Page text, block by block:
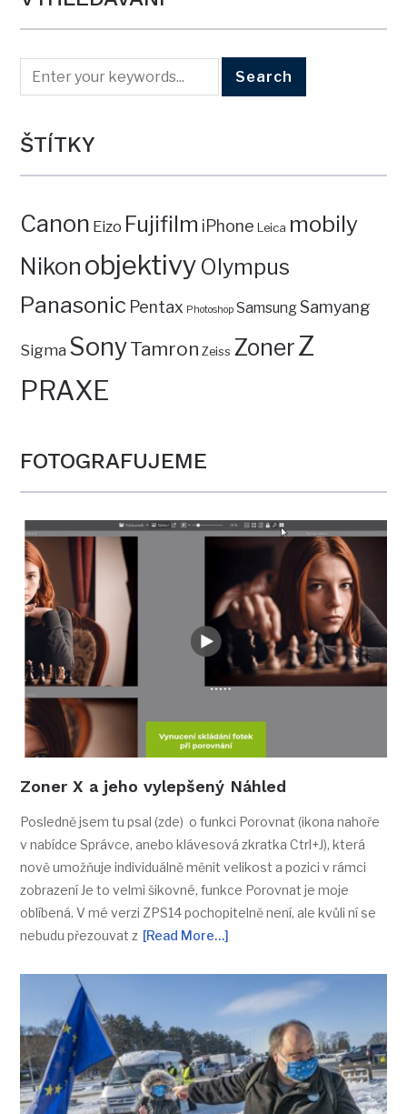
ŠTÍTKY
Canon Eizo Fujifilm iPhone Leica mobily
Nikon objektivy Olympus
Panasonic Pentax Photoshop SamsungSamyang
Sigma SonyTamron Zeiss ZonerZ
PRAXE
FOTOGRAFUJEME
Zoner X a jeho vylepšený Náhled
Posledně jsem tu psal (zde) o funkci Porovnat (ikona nahoře
v nabídce Správce, anebo klávesová zkratka Ctrl+J), která
nově umožňuje individuálně měnit velikost a pozici v rámci
zobrazení Je to velmi šikovné, funkce Porovnat je moje
oblíbená. V mé verzi ZPS14 pochopitelně není, ale kvůli ní se
nebudu přezouvat z [Read More…]